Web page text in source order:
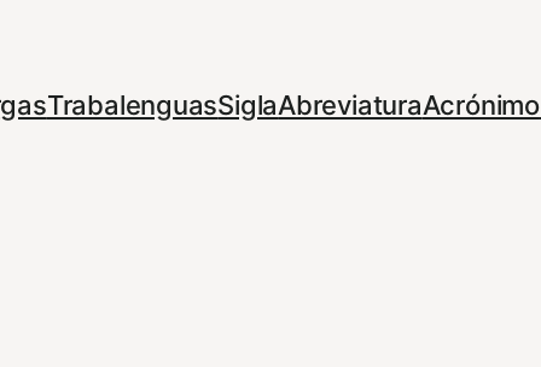
TrabalenguasSiglaAbreviaturaAcrónimo